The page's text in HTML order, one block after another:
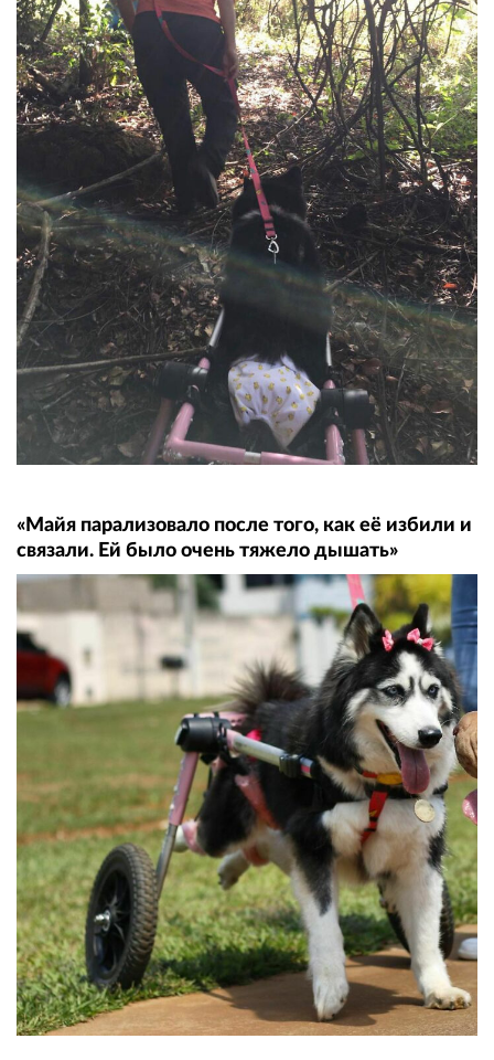
«Майя парализовало после того, как её избили и
связали. Ей было очень тяжело дышать»